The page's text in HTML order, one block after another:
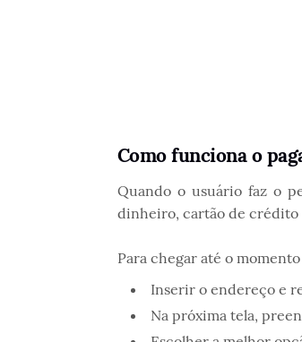
Como funciona o
Quando o usuário faz o
dinheiro, cartão de crédito
Para chegar até o
Inserir o endereço e
Na próxima tela,